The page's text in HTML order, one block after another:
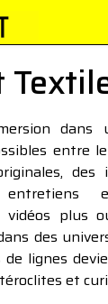
dans
entre
des
vidéos plus
des
lignes
et